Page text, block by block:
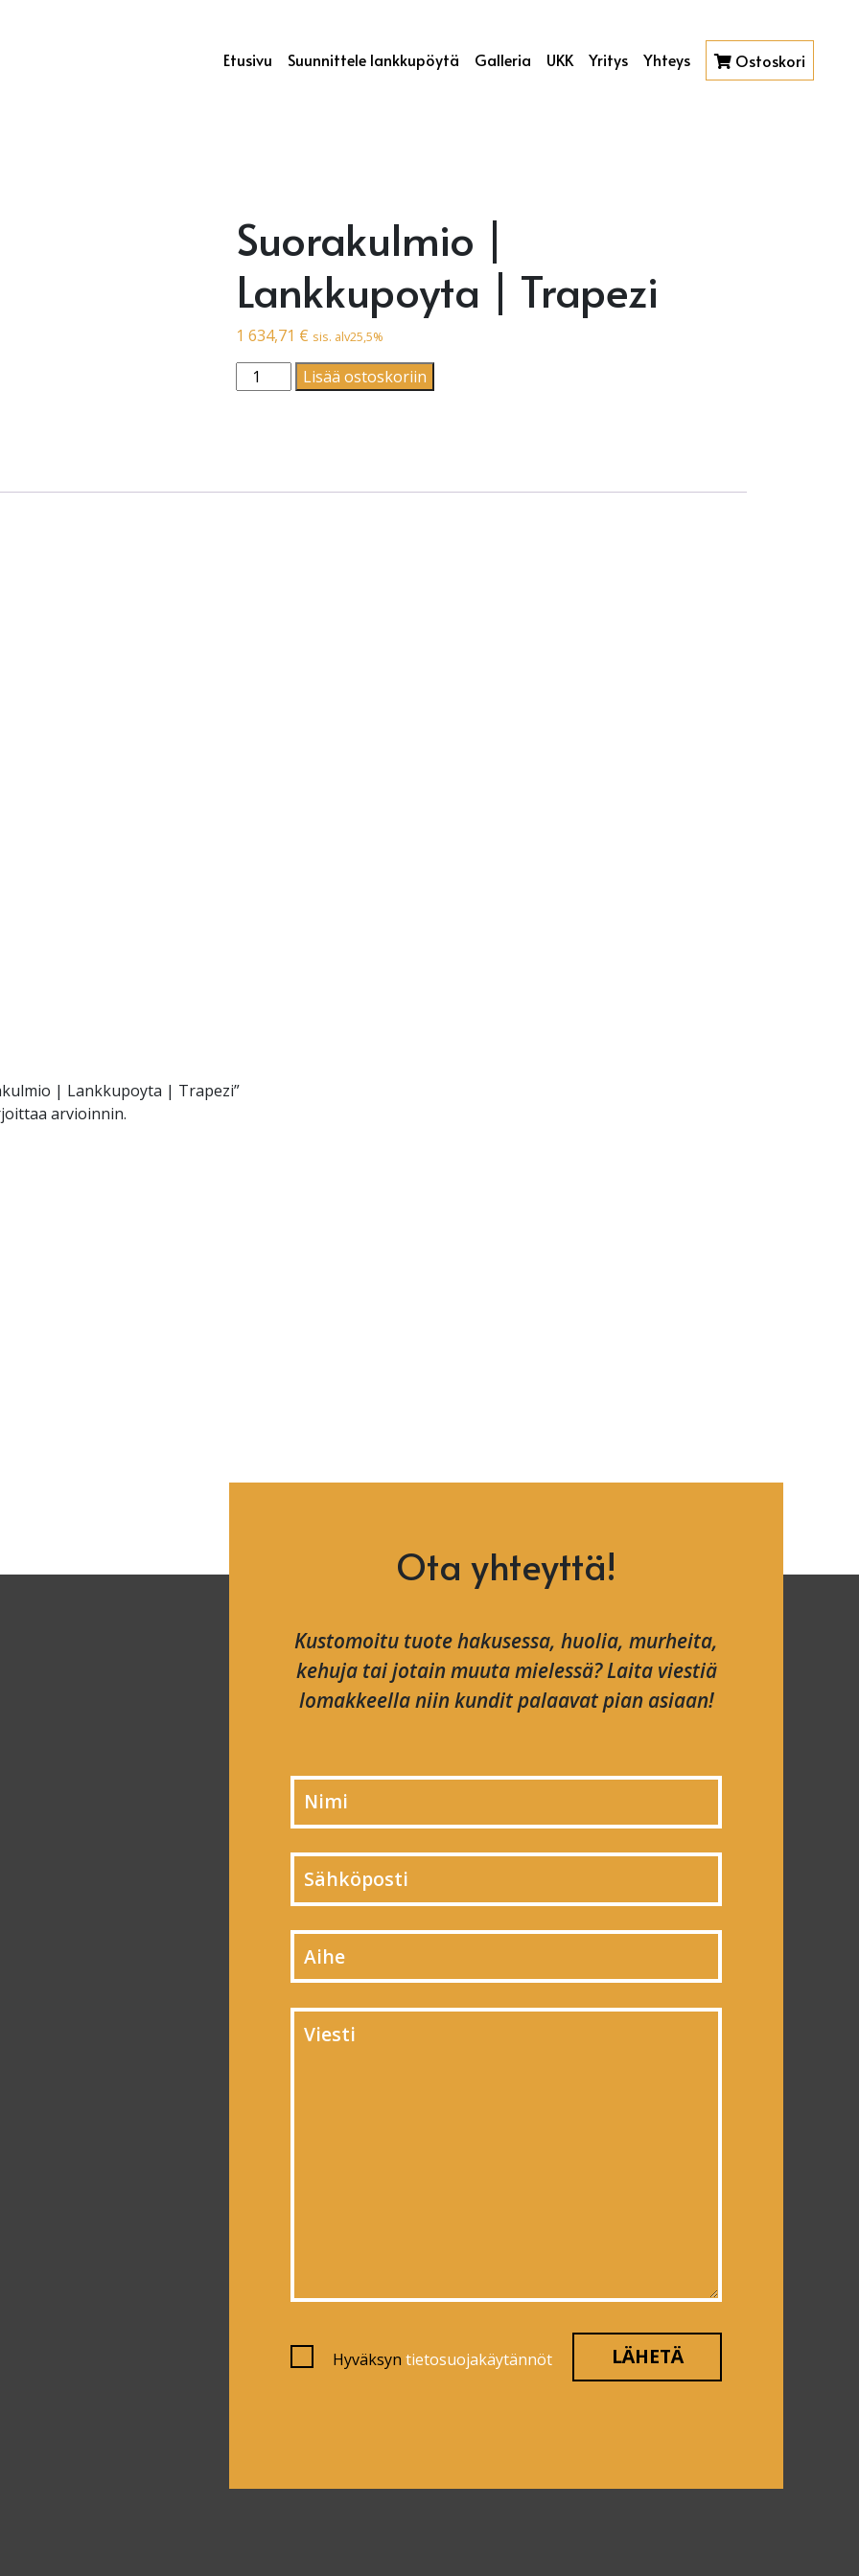
Etusivu Suunnittele lankkupöytä Galleria UKK Yritys Yhteys Ostoskori
Suorakulmio |
Lankkupoyta | Trapezi
1 634,71 € sis. alv25,5%
Suorakulmio | Lankkupoyta | Trapezi määrä
Lisää ostoskoriin
| Lankkupoyta | Trapezi”
arvioinnin.
Ota yhteyttä!
Kustomoitu tuote hakusessa, huolia, murheita,
kehuja tai jotain muuta mielessä? Laita viestiä
lomakkeella niin kundit palaavat pian asiaan!
Hyväksyn tietosuojakäytännöt